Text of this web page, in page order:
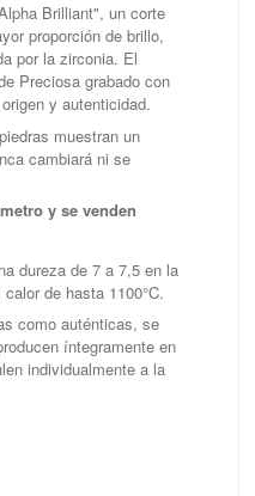
Brilliant", un corte
proporción de brillo,
por la zirconia. El
Preciosa grabado con
y autenticidad.
muestran un
cambiará ni se
y se venden
dureza de 7 a 7,5 en la
de hasta 1100°C.
como auténticas, se
íntegramente en
individualmente a la